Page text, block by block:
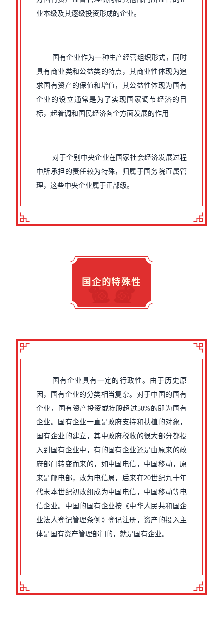
业本级及其逐级投资形成的企业。
国有企业作为一种生产经营组织形式，同时
具有商业类和公益类的特点，其商业性体现为追
求国有资产的保值和增值，其公益性体现为国有
企业的设立通常是为了实现国家调节经济的目
标，起着调和国民经济各个方面发展的作用
对于个别中央企业在国家社会经济发展过程
中所承担的责任较为特殊，归属于国务院直属管
理，这些中央企业属于正部级。
国企的特殊性
国有企业具有一定的行政性。由于历史原
因，国有企业的分类相当复杂。对于中国的国有
企业，国有资产投资或持股超过50%的即为国有
企业。国有企业一直是政府支持和扶植的对象，
国有企业的建立，其中政府税收的很大部分都投
入到国有企业中，有的国有企业还是由原来的政
府部门转变而来的，如中国电信，中国移动，原
来是邮电部，改为电信局，后来在20世纪九十年
代末本世纪初改组成为中国电信，中国移动等电
信企业。中国的国有企业按《中华人民共和国企
业法人登记管理条例》登记注册，资产的投入主
体是国有资产管理部门的，就是国有企业。